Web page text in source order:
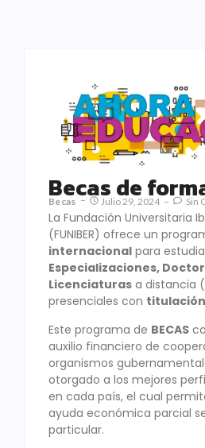
Becas de
Becas Julio 29, 2024 Sin
La Fundación Universitaria
(FUNIBER) ofrece un
internacional para
Especializaciones,
Licenciaturas a distancia
presenciales con
Este programa de BECAS
auxilio financiero de
organismos
otorgado a los mejores
en cada país, el cual
ayuda económica parcial
particular.